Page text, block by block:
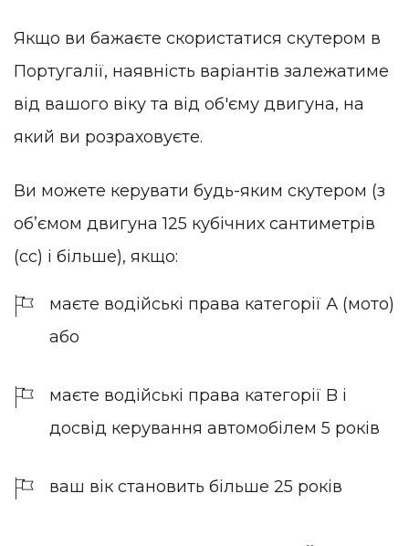
Якщо ви бажаєте скористатися скутером в
Португалії, наявність варіантів залежатиме
від вашого віку та від об'єму двигуна, на
який ви розраховуєте.
Ви можете керувати будь-яким скутером (з
обʼємом двигуна 125 кубічних сантиметрів
(сс) і більше), якщо:
маєте водійські права категорії А (мото)
або
маєте водійські права категорії B і
досвід керування автомобілем 5 років
ваш вік становить більше 25 років